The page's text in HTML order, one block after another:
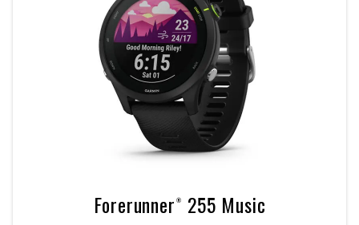
Forerunner® 255 Music